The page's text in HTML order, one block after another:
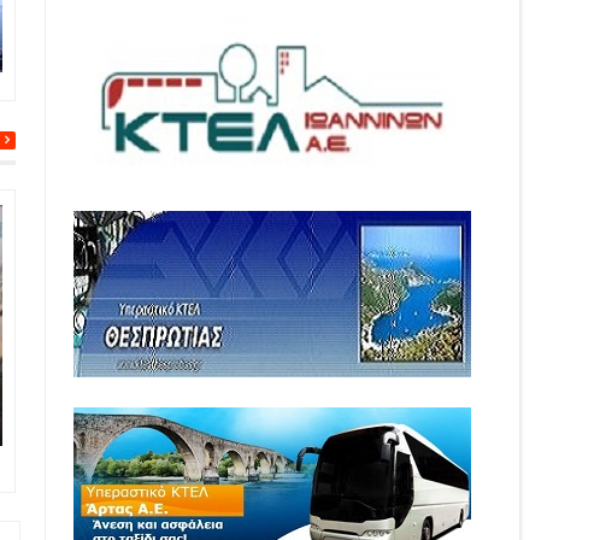
NEWS
μόνο στο Skarpos Tours
Parga
05
Aug
2026
NEWS
myAGRO για τις αγροτικές
ενισχύσεις 2026 – Πώς
υποβάλλεται η Ενιαία
Αίτηση Ενίσχυσης